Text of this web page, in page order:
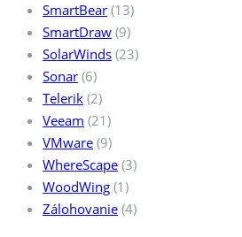
SmartBear (13)
SmartDraw (9)
SolarWinds (23)
Sonar (6)
Telerik (2)
Veeam (21)
VMware (9)
WhereScape (3)
WoodWing (1)
Zálohovanie (4)